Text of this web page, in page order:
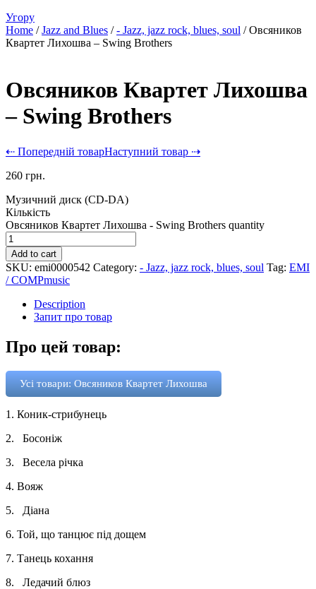
Угору
Home /Jazz and Blues /- Jazz, jazz rock, blues, soul / Овсяников
Квартет Лихошва – Swing Brothers
Овсяников Квартет Лихошва
– Swing Brothers
⇠ Попередній товарНаступний товар ⇢
260 грн.
Музичний диск (CD-DA)
Кількість
Овсяников Квартет Лихошва - Swing Brothers quantity
Add to cart
SKU: emi0000542 Category: - Jazz, jazz rock, blues, soul Tag: EMI
/ COMPmusic
Description
Запит про товар
Про цей товар:
Усі товари: Овсяников Квартет Лихошва
1. Коник-стрибунець
2.
Босоніж
3.
Весела річка
4. Вояж
5.
Діана
6. Той, що танцює під дощем
7. Танець кохання
8.
Ледачий блюз